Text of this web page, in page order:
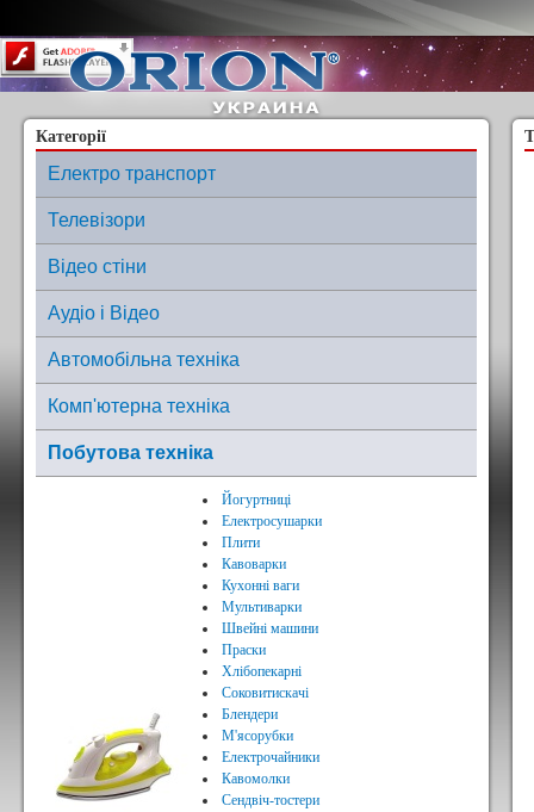
Content on this page requires a newer version of Adobe Flash Player.
Категорії
Електро транспорт
Телевізори
Відео стіни
Аудіо і Відео
Автомобільна техніка
Комп'ютерна техніка
Побутова техніка
Йогуртниці
Електросушарки
Плити
Кавоварки
Кухонні ваги
Мультиварки
Швейні машини
Праски
Хлібопекарні
Соковитискачі
Блендери
М'ясорубки
Електрочайники
Кавомолки
Сендвіч-тостери